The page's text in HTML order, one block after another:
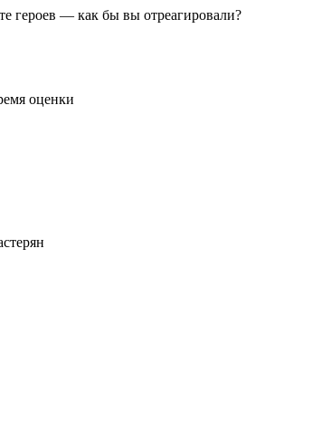
героев — как бы вы отреагировали?